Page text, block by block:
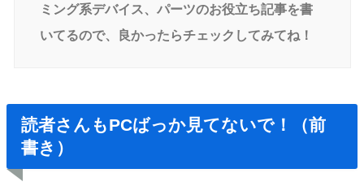
ミング系デバイス、パーツのお役立ち記事を書
いてるので、良かったらチェックしてみてね！
読者さんもPCばっか見てないで！（前
書き）